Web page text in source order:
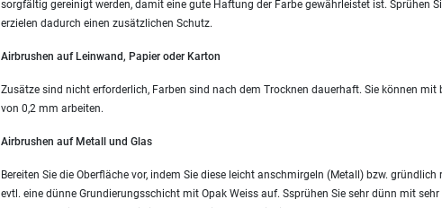
sorgfältig gereinigt werden, damit eine gute Haftung der Farbe gewährleistet ist. Sprühen
erzielen dadurch einen zusätzlichen Schutz.
Airbrushen auf Leinwand, Papier oder Karton
Zusätze sind nicht erforderlich, Farben sind nach dem Trocknen dauerhaft. Sie können
von 0,2 mm arbeiten.
Airbrushen auf Metall und Glas
Bereiten Sie die Oberfläche vor, indem Sie diese leicht anschmirgeln (Metall) bzw.
evtl. eine dünne Grundierungsschicht mit Opak Weiss auf. Ssprühen Sie sehr dünn mit